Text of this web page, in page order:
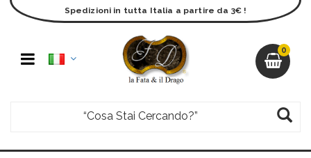
0
Spedizioni in tutta Italia a partire da 3€ !